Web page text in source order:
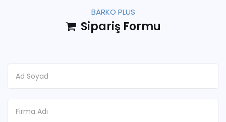
BARKO PLUS
Sipariş Formu